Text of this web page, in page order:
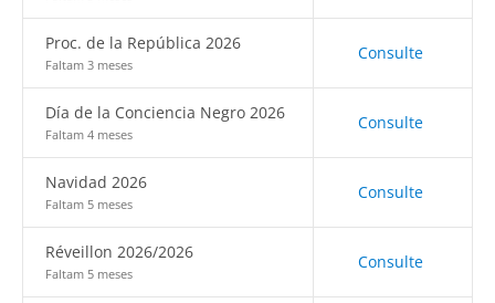
Proc. de la República 2026
Faltam 3 meses
Consulte
Día de la Conciencia Negro 2026
Faltam 4 meses
Consulte
Navidad 2026
Faltam 5 meses
Consulte
Réveillon 2026/2026
Faltam 5 meses
Consulte